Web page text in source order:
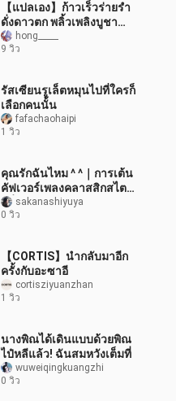
【แปลเอง】ก้าวเร็วร่ายรำ
ดั่งดาวตก พลิ้วเพลิงบูชา
ชำระจิตวิญญาณ: สัมผัส
ความโกรธของเพศหญิง |
hong_____
9 วิว
รัสเซียนรูเล็ตหมุนไปที่ใครก็
เลือกคนนั้น
fafachaohaipi
1 วิว
คุณรักฉันไหม ^ ^｜การเต้น
คัฟเวอร์เพลงคลาสสิกสไตล์
หยิ่งทะนง “Abracadabra”
sakanashiyuya
0 วิว
【CORTIS】นำกลับมาอีก
ครั้งกับอะซาอี
cortisziyuanzhan
1 วิว
นางพิณได้เดินแบบด้วยพิณ
ไป๋หลีแล้ว! ฉันสมหวังเต็มที่
wuweiqingkuangzhi
0 วิว